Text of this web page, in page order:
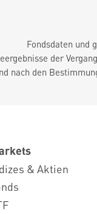
Fondsdaten und
der
nach den
& Aktien